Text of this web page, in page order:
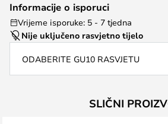
Informacije o isporuci
Vrijeme isporuke: 5 - 7 tjedna
Nije uključeno rasvjetno tijelo
ODABERITE GU10 RASVJETU
SLIČNI